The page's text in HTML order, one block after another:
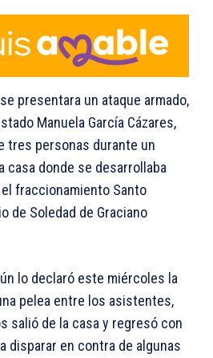
presentara un ataque armado,
Manuela García Cázares,
tres personas durante un
casa donde se desarrollaba
fraccionamiento Santo
de Soledad de Graciano
lo declaró este miércoles la
pelea entre los asistentes,
salió de la casa y regresó con
disparar en contra de algunas